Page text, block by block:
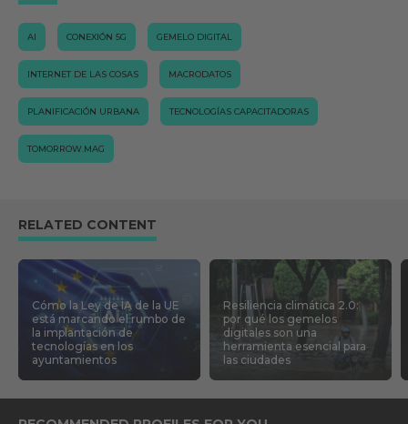
AI CONEXIÓN 5G GEMELO DIGITAL
INTERNET DE LAS COSAS MACRODATOS
PLANIFICACIÓN URBANA TECNOLOGÍAS CAPACITADORAS
TOMORROW.MAG
RELATED CONTENT
Cómo la Ley de IA de la UE
está marcando el rumbo de
la implantación de
tecnologías en los
ayuntamientos
Resiliencia climática 2.0:
por qué los gemelos
digitales son una
herramienta esencial para
las ciudades